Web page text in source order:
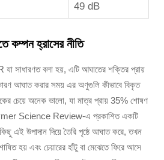
49 dB
কম্পন হ্রাসের নীতি
যা সাধারণত বলা হয়, এটি আঘাতের শক্তির প্রায়
আঘাত করার সময় এর অণুগুলি কীভাবে বিকৃত
চেয়ে অনেক ভালো, যা মাত্র প্রায় 35% শোষণ
Science Review-এ প্রকাশিত একটি
এই উপাদান দিয়ে তৈরি পৃষ্ঠে আঘাত করে, তখন
হয় এবং চেয়ারের হাঁটু বা মেঝেতে ফিরে আসে